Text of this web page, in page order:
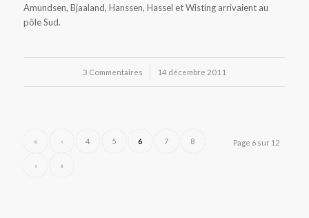
Amundsen, Bjaaland, Hanssen, Hassel et Wisting arrivaient au
pôle Sud.
3 Commentaires
/ 14 décembre 2011
Page 6 sur 12
« ‹ 4 5 6 7 8
› »